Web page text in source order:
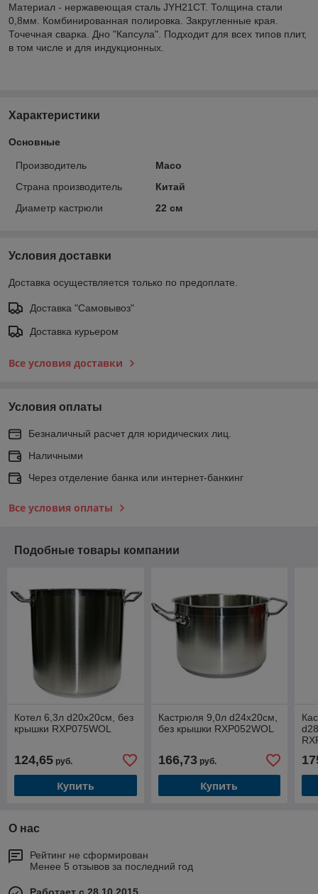
Материал - нержавеющая сталь JYH21CT. Толщина стали
0,8мм. Комбинированная полировка. Закругленные края.
Точечная сварка. Дно "Капсула". Подходит для всех типов плит,
в том числе и для индукционных.
Характеристики
Основные
Производитель
Maco
Страна производитель
Китай
Диаметр кастрюли
22 см
Условия доставки
Доставка осуществляется только по предоплате.
Доставка "Самовывоз"
Доставка курьером
Все условия доставки
Условия оплаты
Безналичный расчет для юридических лиц.
Наличными
Через отделение банка или интернет-банкинг
Все условия оплаты
Подобные товары компании
Котел 6,3л d20х20см, без
крышки RXP075WOL
124,65 руб.
Купить
Кастрюля 9,0л d24х20см,
без крышки RXP052WOL
166,73руб.
Купить
О нас
Рейтинг не сформирован
Менее 5 отзывов за последний год